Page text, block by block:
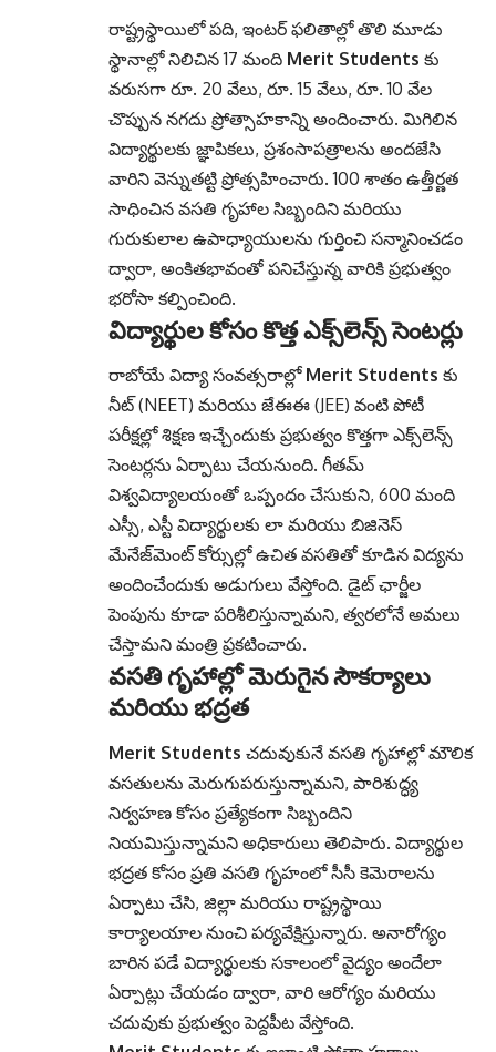
రాష్ట్రస్థాయిలో పది, ఇంటర్‌ ఫలితాల్లో తొలి మూడు
స్థానాల్లో నిలిచిన 17 మంది Merit Students కు
వరుసగా రూ. 20 వేలు, రూ. 15 వేలు, రూ. 10 వేల
చొప్పున నగదు ప్రోత్సాహకాన్ని అందించారు. మిగిలిన
విద్యార్థులకు జ్ఞాపికలు, ప్రశంసాపత్రాలను అందజేసి
వారిని వెన్నుతట్టి ప్రోత్సహించారు. 100 శాతం ఉత్తీర్ణత
సాధించిన వసతి గృహాల సిబ్బందిని మరియు
గురుకులాల ఉపాధ్యాయులను గుర్తించి సన్మానించడం
ద్వారా, అంకితభావంతో పనిచేస్తున్న వారికి ప్రభుత్వం
భరోసా కల్పించింది.
విద్యార్థుల కోసం కొత్త ఎక్స్‌లెన్స్ సెంటర్లు
రాబోయే విద్యా సంవత్సరాల్లో Merit Students కు
నీట్ (NEET) మరియు జేఈఈ (JEE) వంటి పోటీ
పరీక్షల్లో శిక్షణ ఇచ్చేందుకు ప్రభుత్వం కొత్తగా ఎక్స్‌లెన్స్
సెంటర్లను ఏర్పాటు చేయనుంది. గీతమ్
విశ్వవిద్యాలయంతో ఒప్పందం చేసుకుని, 600 మంది
ఎస్సీ, ఎస్టీ విద్యార్థులకు లా మరియు బిజినెస్
మేనేజ్‌మెంట్ కోర్సుల్లో ఉచిత వసతితో కూడిన విద్యను
అందించేందుకు అడుగులు వేస్తోంది. డైట్ ఛార్జీల
పెంపును కూడా పరిశీలిస్తున్నామని, త్వరలోనే అమలు
చేస్తామని మంత్రి ప్రకటించారు.
వసతి గృహాల్లో మెరుగైన సౌకర్యాలు
మరియు భద్రత
Merit Students చదువుకునే వసతి గృహాల్లో మౌలిక
వసతులను మెరుగుపరుస్తున్నామని, పారిశుద్ధ్య
నిర్వహణ కోసం ప్రత్యేకంగా సిబ్బందిని
నియమిస్తున్నామని అధికారులు తెలిపారు. విద్యార్థుల
భద్రత కోసం ప్రతి వసతి గృహంలో సీసీ కెమెరాలను
ఏర్పాటు చేసి, జిల్లా మరియు రాష్ట్రస్థాయి
కార్యాలయాల నుంచి పర్యవేక్షిస్తున్నారు. అనారోగ్యం
బారిన పడే విద్యార్థులకు సకాలంలో వైద్యం అందేలా
ఏర్పాట్లు చేయడం ద్వారా, వారి ఆరోగ్యం మరియు
చదువుకు ప్రభుత్వం పెద్దపీట వేస్తోంది.